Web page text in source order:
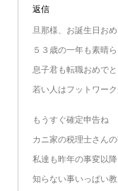
返信
旦那様、お誕生日お
５３歳の一年も素晴
息子君も転職おめで
若い人はフットワー
もうすぐ確定申告ね
カニ家の税理士さん
私達も昨年の事変以
知らない事いっぱい